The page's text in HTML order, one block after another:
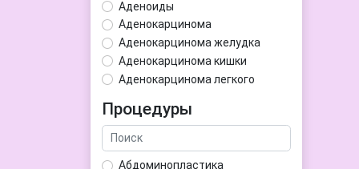
Аденоиды
Аденокарцинома
Аденокарцинома желудка
Аденокарцинома кишки
Аденокарцинома легкого
Аденома гипофиза
Аденома простаты
Аденома щитовидной железы
Процедуры
Абдоминопластика